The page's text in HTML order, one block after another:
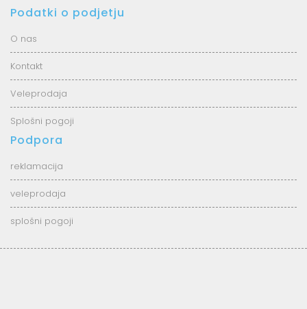
Podatki o podjetju
O nas
Kontakt
Veleprodaja
Splošni pogoji
Podpora
reklamacija
veleprodaja
splošni pogoji